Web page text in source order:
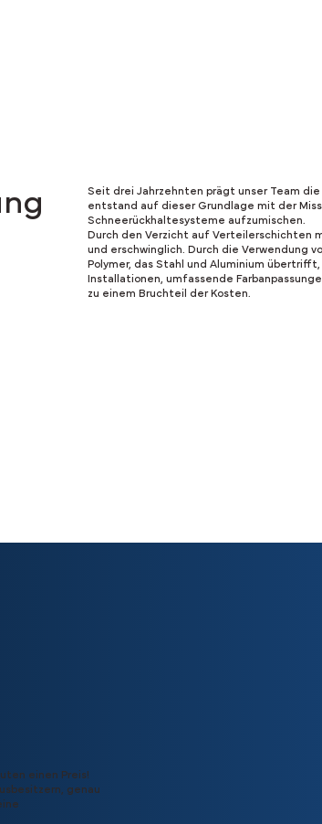
Seit drei Jahrzehnten prägt unser Team
entstand auf dieser Grundlage mit der
Schneerückhaltesysteme aufzumischen.
Durch den Verzicht auf Verteilerschichten
und erschwinglich. Durch die Verwendung
Polymer, das Stahl und Aluminium
Installationen, umfassende
zu einem Bruchteil der Kosten.
einen Preis!
genau